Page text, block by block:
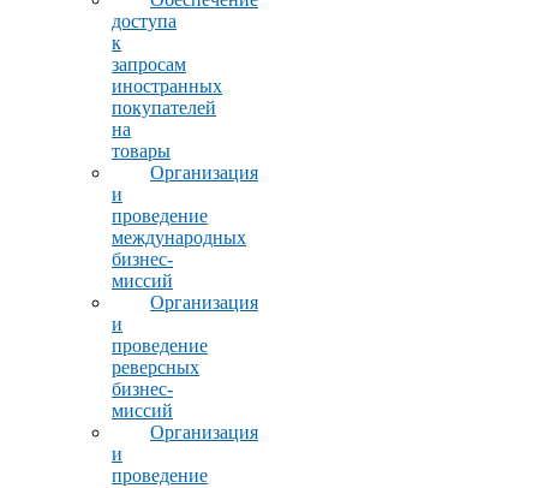
доступа
к
запросам
иностранных
покупателей
на
товары
Организация
и
проведение
международных
бизнес-
миссий
Организация
и
проведение
реверсных
бизнес-
миссий
Организация
и
проведение